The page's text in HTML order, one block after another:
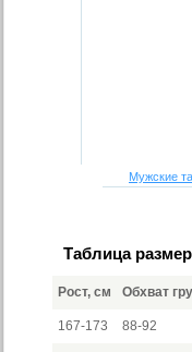
Мужские
Таблица
Рост, см Обхват
167-173 88-92